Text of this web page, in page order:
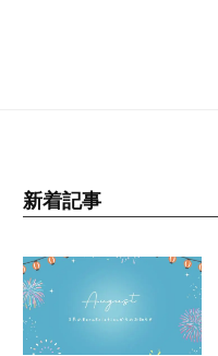
新着記事